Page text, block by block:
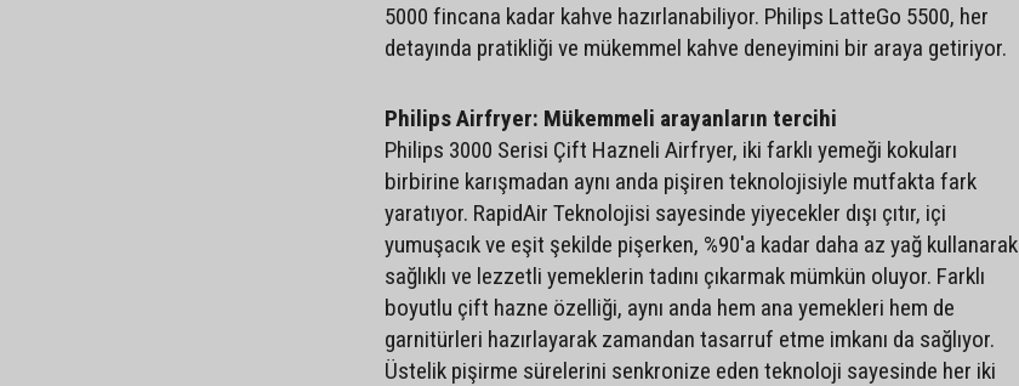
5000 fincana kadar kahve hazırlanabiliyor. Philips LatteGo 5500, her
detayında pratikliği ve mükemmel kahve deneyimini bir araya getiriyor.
Philips Airfryer: Mükemmeli arayanların tercihi
Philips 3000 Serisi Çift Hazneli Airfryer, iki farklı yemeği kokuları
birbirine karışmadan aynı anda pişiren teknolojisiyle mutfakta fark
yaratıyor. RapidAir Teknolojisi sayesinde yiyecekler dışı çıtır, içi
yumuşacık ve eşit şekilde pişerken, %90'a kadar daha az yağ kullanarak
sağlıklı ve lezzetli yemeklerin tadını çıkarmak mümkün oluyor. Farklı
boyutlu çift hazne özelliği, aynı anda hem ana yemekleri hem de
garnitürleri hazırlayarak zamandan tasarruf etme imkanı da sağlıyor.
Üstelik pişirme sürelerini senkronize eden teknoloji sayesinde her iki